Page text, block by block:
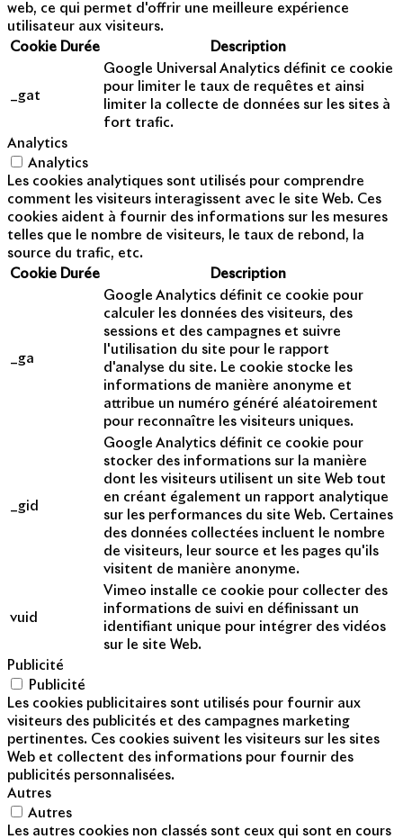
web, ce qui permet d'offrir une meilleure expérience
utilisateur aux visiteurs.
Cookie Durée Description
_gat
Google Universal Analytics définit ce cookie
pour limiter le taux de requêtes et ainsi
limiter la collecte de données sur les sites à
fort trafic.
Analytics
Analytics
Les cookies analytiques sont utilisés pour comprendre
comment les visiteurs interagissent avec le site Web. Ces
cookies aident à fournir des informations sur les mesures
telles que le nombre de visiteurs, le taux de rebond, la
source du trafic, etc.
Cookie Durée Description
_ga
Google Analytics définit ce cookie pour
calculer les données des visiteurs, des
sessions et des campagnes et suivre
l'utilisation du site pour le rapport
d'analyse du site. Le cookie stocke les
informations de manière anonyme et
attribue un numéro généré aléatoirement
pour reconnaître les visiteurs uniques.
_gid
Google Analytics définit ce cookie pour
stocker des informations sur la manière
dont les visiteurs utilisent un site Web tout
en créant également un rapport analytique
sur les performances du site Web. Certaines
des données collectées incluent le nombre
de visiteurs, leur source et les pages qu'ils
visitent de manière anonyme.
vuid
Vimeo installe ce cookie pour collecter des
informations de suivi en définissant un
identifiant unique pour intégrer des vidéos
sur le site Web.
Publicité
Publicité
Les cookies publicitaires sont utilisés pour fournir aux
visiteurs des publicités et des campagnes marketing
pertinentes. Ces cookies suivent les visiteurs sur les sites
Web et collectent des informations pour fournir des
publicités personnalisées.
Autres
Autres
Les autres cookies non classés sont ceux qui sont en cours